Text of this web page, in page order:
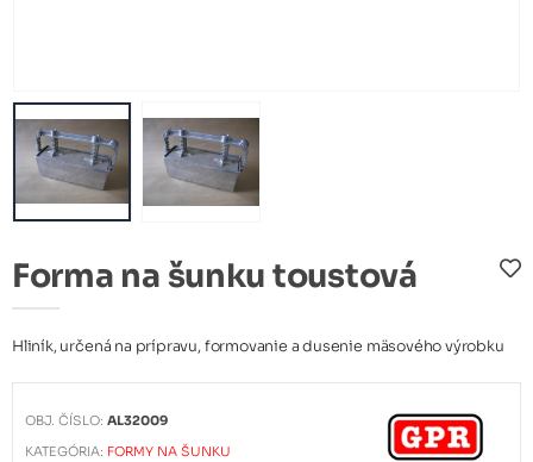
Forma na šunku toustová
Hliník, určená na prípravu, formovanie a dusenie mäsového výrobku
OBJ. ČÍSLO:AL32009
KATEGÓRIA: FORMY NA ŠUNKU